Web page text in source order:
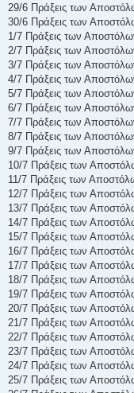
29/6 Πράξεις των
30/6 Πράξεις των
1/7 Πράξεις των
2/7 Πράξεις των
3/7 Πράξεις των
4/7 Πράξεις των
5/7 Πράξεις των
6/7 Πράξεις των
7/7 Πράξεις των
8/7 Πράξεις των
9/7 Πράξεις των
10/7 Πράξεις των
11/7 Πράξεις των
12/7 Πράξεις των
13/7 Πράξεις των
14/7 Πράξεις των
15/7 Πράξεις των
16/7 Πράξεις των
17/7 Πράξεις των
18/7 Πράξεις των
19/7 Πράξεις των
20/7 Πράξεις των
21/7 Πράξεις των
22/7 Πράξεις των
23/7 Πράξεις των
24/7 Πράξεις των
25/7 Πράξεις των